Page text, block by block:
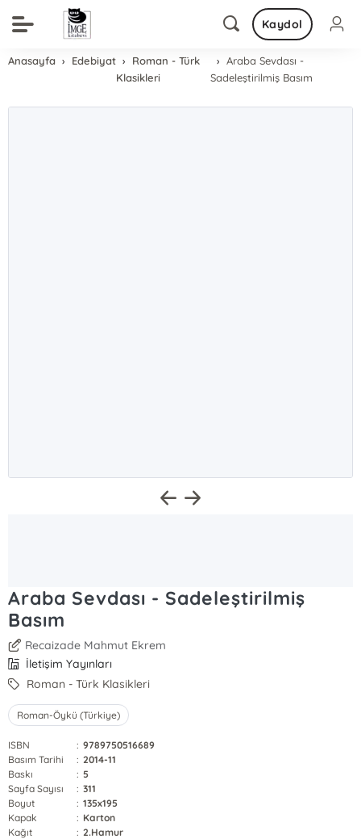
Kaydol
Anasayfa Edebiyat
Roman - Türk
Klasikleri
Araba Sevdası -
Sadeleştirilmiş Basım
Araba Sevdası - Sadeleştirilmiş
Basım
Recaizade Mahmut Ekrem
İletişim Yayınları
Roman - Türk Klasikleri
Roman-Öykü (Türkiye)
ISBN : 9789750516689
Basım Tarihi
: 2014-11
Baskı
: 5
Sayfa Sayısı
: 311
Boyut
: 135x195
Kapak
: Karton
Kağıt
: 2.Hamur